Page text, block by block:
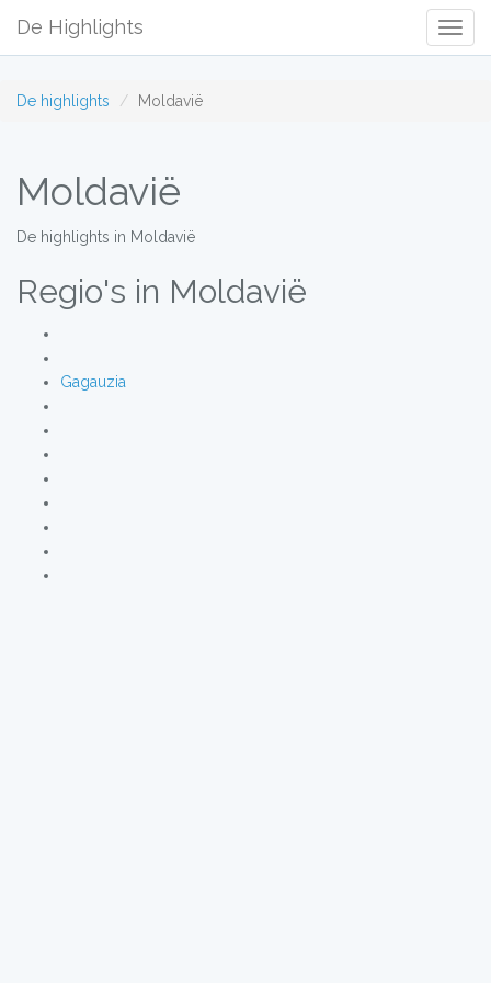
De Highlights
De highlights Moldavië
Moldavië
De highlights in Moldavië
Regio's in Moldavië
Gagauzia